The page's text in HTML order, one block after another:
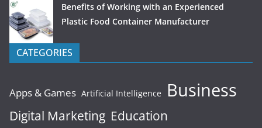
Benefits of Working with an Experienced
Plastic Food Container Manufacturer
CATEGORIES
Apps & Games Artificial Intelligence Business
Digital Marketing Education